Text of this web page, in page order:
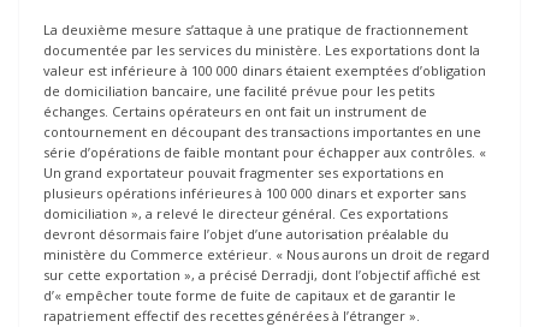
La deuxième mesure s’attaque à une pratique de fractionnement
documentée par les services du ministère. Les exportations dont la
valeur est inférieure à 100 000 dinars étaient exemptées d’obligation
de domiciliation bancaire, une facilité prévue pour les petits
échanges. Certains opérateurs en ont fait un instrument de
contournement en découpant des transactions importantes en une
série d’opérations de faible montant pour échapper aux contrôles. «
Un grand exportateur pouvait fragmenter ses exportations en
plusieurs opérations inférieures à 100 000 dinars et exporter sans
domiciliation », a relevé le directeur général. Ces exportations
devront désormais faire l’objet d’une autorisation préalable du
ministère du Commerce extérieur. « Nous aurons un droit de regard
sur cette exportation », a précisé Derradji, dont l’objectif affiché est
d’« empêcher toute forme de fuite de capitaux et de garantir le
rapatriement effectif des recettes générées à l’étranger ».